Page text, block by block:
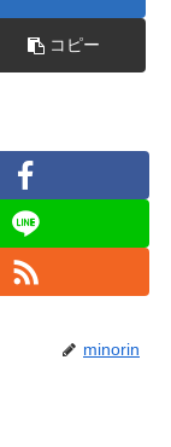
コピー
minorin